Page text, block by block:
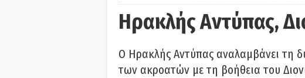
Ηρακλής Αντύπας,
Ο Ηρακλής Αντύπας αναλαμβάνει τη
των ακροατών με τη βοήθεια του